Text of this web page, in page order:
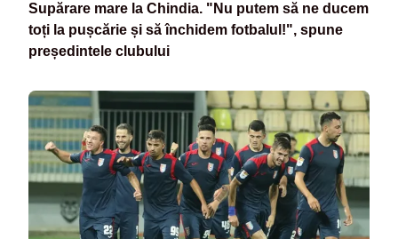
Supărare mare la Chindia. "Nu putem să ne ducem
toți la pușcărie și să închidem fotbalul!", spune
președintele clubului